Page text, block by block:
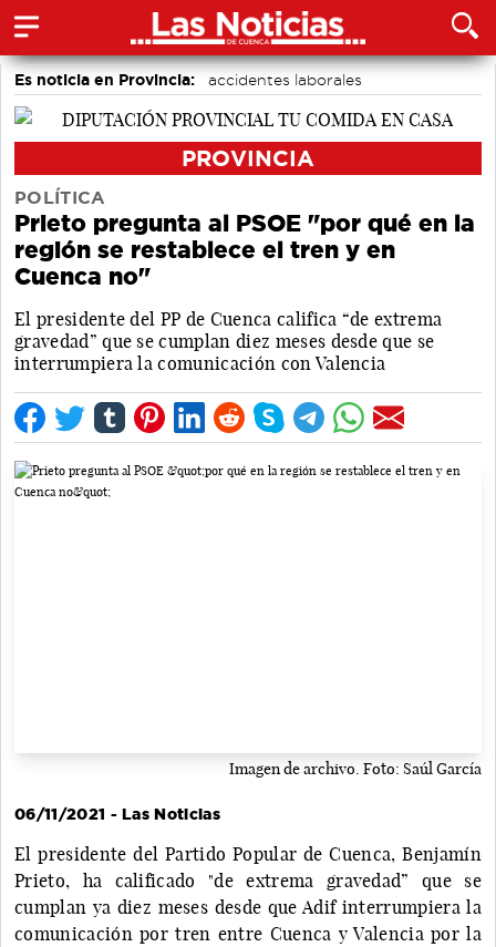
Es noticia en Provincia:
accidentes laborales
Medio Ambiente
PROVINCIA
POLÍTICA
Prieto pregunta al PSOE "por qué en la
región se restablece el tren y en
Cuenca no"
El presidente del PP de Cuenca califica “de extrema
gravedad” que se cumplan diez meses desde que se
interrumpiera la comunicación con Valencia
Imagen de archivo. Foto: Saúl García
06/11/2021 - Las Noticias
El presidente del Partido Popular de Cuenca, Benjamín
Prieto, ha calificado "de extrema gravedad” que se
cumplan ya diez meses desde que Adif interrumpiera la
comunicación por tren entre Cuenca y Valencia por la